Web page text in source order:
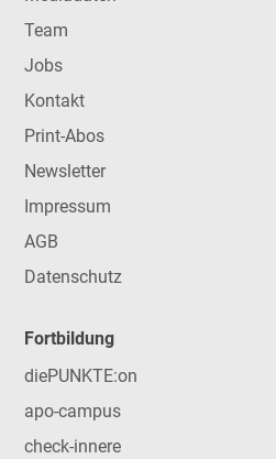
Team
Jobs
Kontakt
Print-Abos
Newsletter
Impressum
AGB
Datenschutz
Fortbildung
diePUNKTE:on
apo-campus
check-innere